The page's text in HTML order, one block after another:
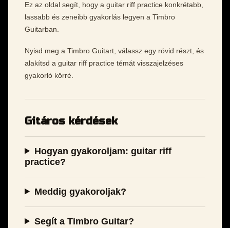
Ez az oldal segít, hogy a guitar riff practice konkrétabb,
lassabb és zeneibb gyakorlás legyen a Timbro
Guitarban.
Nyisd meg a Timbro Guitart, válassz egy rövid részt, és
alakítsd a guitar riff practice témát visszajelzéses
gyakorló körré.
Gitáros kérdések
Hogyan gyakoroljam: guitar riff
practice?
Meddig gyakoroljak?
Segít a Timbro Guitar?